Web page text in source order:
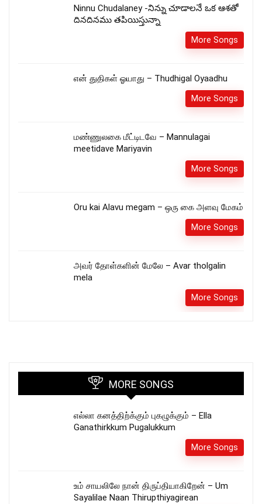
Ninnu Chudalaney -నిన్ను చూడాలనే ఒక ఆశతో
దినదినము తపియిస్తున్నా
More Songs
என் துதிகள் ஓயாது – Thudhigal Oyaadhu
More Songs
மண்ணுலகை மீட்டிடவே – Mannulagai
meetidave Mariyavin
More Songs
Oru kai Alavu megam – ஒரு கை அளவு மேகம்
More Songs
அவர் தோள்களின் மேலே – Avar tholgalin
mela
More Songs
MORE SONGS
எல்லா கனத்திற்க்கும் புகழுக்கும் – Ella
Ganathirkkum Pugalukkum
More Songs
உம் சாயலிலே நான் திருப்தியாகிறேன் – Um
Sayalilae Naan Thirupthiyagirean